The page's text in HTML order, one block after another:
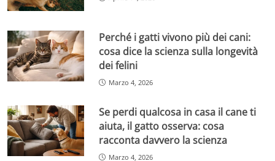
Perché i gatti vivono più dei cani:
cosa dice la scienza sulla longevità
dei felini
Marzo 4, 2026
Se perdi qualcosa in casa il cane ti
aiuta, il gatto osserva: cosa
racconta davvero la scienza
Marzo 4, 2026